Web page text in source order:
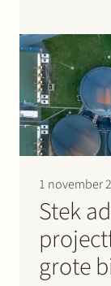
basis van
bedrijven
aanbieden:…
1 november
Stek
grote